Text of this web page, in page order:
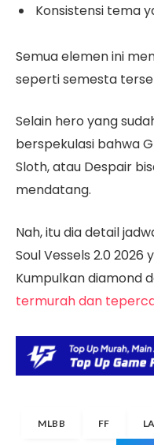
Konsistensi tema
Semua elemen ini
seperti semesta
Selain hero yang
berspekulasi bahwa
Sloth, atau Despair
mendatang.
Nah, itu dia detail
Soul Vessels 2.0 2026
Kumpulkan diamond
termurah dan
MLBB FF